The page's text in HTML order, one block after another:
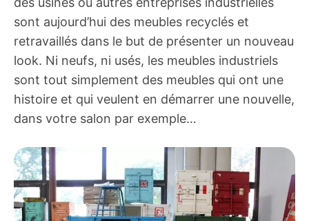
sont aujourd’hui des meubles recyclés et
retravaillés dans le but de présenter un nouveau
look. Ni neufs, ni usés, les meubles industriels
sont tout simplement des meubles qui ont une
histoire et qui veulent en démarrer une nouvelle,
dans votre salon par exemple…